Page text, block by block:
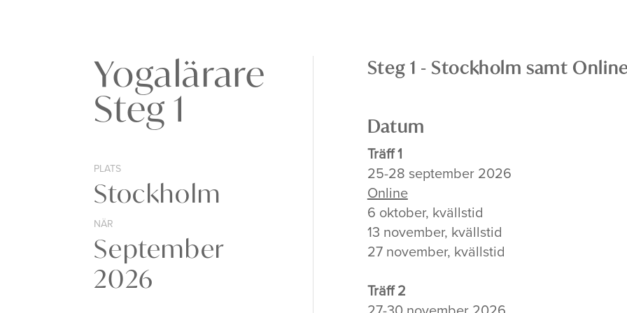
Yogalärare
Steg 1
PLATS
Stockholm
NÄR
September
2026
Steg 1 - Stockholm samt
Datum
Träff 1
25-28 september 2026
Online
6 oktober, kvällstid
13 november, kvällstid
27 november, kvällstid
Träff 2